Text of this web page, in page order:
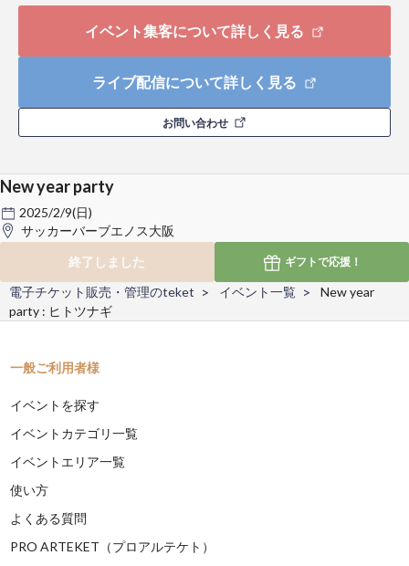
イベント集客について詳しく見る
ライブ配信について詳しく見る
お問い合わせ
New year party
2025/2/9(日)
サッカーバーブエノス大阪
終了しました
ギフトで応援！
電子チケット販売・管理のteket イベント一覧
New year
party : ヒトツナギ
一般ご利用者様
イベントを探す
イベントカテゴリ一覧
イベントエリア一覧
使い方
よくある質問
PRO ARTEKET（プロアルテケト）